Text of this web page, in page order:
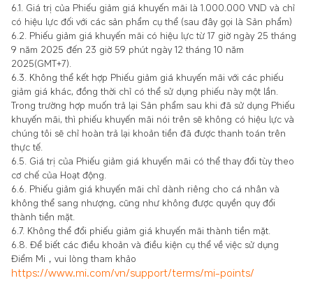
6.1. Giá trị của Phiếu giảm giá khuyến mãi là 1.000.000 VND và chỉ
có hiệu lực đối với các sản phẩm cụ thể (sau đây gọi là Sản phẩm)
6.2. Phiếu giảm giá khuyến mãi có hiệu lực từ 17 giờ ngày 25 tháng
9 năm 2025 đến 23 giờ 59 phút ngày 12 tháng 10 năm
2025(GMT+7).
6.3. Không thể kết hợp Phiếu giảm giá khuyến mãi với các phiếu
giảm giá khác, đồng thời chỉ có thể sử dụng phiếu này một lần.
Trong trường hợp muốn trả lại Sản phẩm sau khi đã sử dụng Phiếu
khuyến mãi, thì phiếu khuyến mãi nói trên sẽ không có hiệu lực và
chúng tôi sẽ chỉ hoàn trả lại khoản tiền đã được thanh toán trên
thực tế.
6.5. Giá trị của Phiếu giảm giá khuyến mãi có thể thay đổi tùy theo
cơ chế của Hoạt động.
6.6. Phiếu giảm giá khuyến mãi chỉ dành riêng cho cá nhân và
không thể sang nhượng, cũng như không được quyền quy đổi
thành tiền mặt.
6.7. Không thể đổi phiếu giảm giá khuyến mãi thành tiền mặt.
6.8. Để biết các điều khoản và điều kiện cụ thể về việc sử dụng
Điểm Mi，vui lòng tham khảo
https://www.mi.com/vn/support/terms/mi-points/